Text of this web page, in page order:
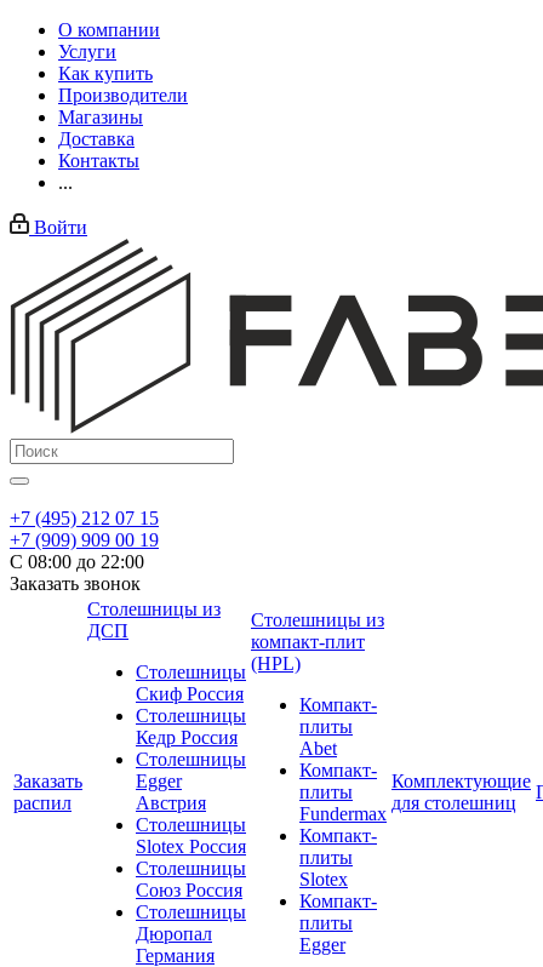
О компании
Услуги
Как купить
Производители
Магазины
Доставка
Контакты
...
Войти
+7 (495) 212 07 15
+7 (909) 909 00 19
С 08:00 до 22:00
Заказать звонок
Заказать
распил
Столешницы из
ДСП
Столешницы
Скиф Россия
Столешницы
Кедр Россия
Столешницы
Egger
Австрия
Столешницы
Slotex Россия
Столешницы
Союз Россия
Столешницы
Дюропал
Германия
Столешницы из
компакт-плит
(HPL)
Компакт-
плиты
Abet
Компакт-
плиты
Fundermax
Компакт-
плиты
Slotex
Компакт-
плиты
Egger
Комплектующие
для столешниц